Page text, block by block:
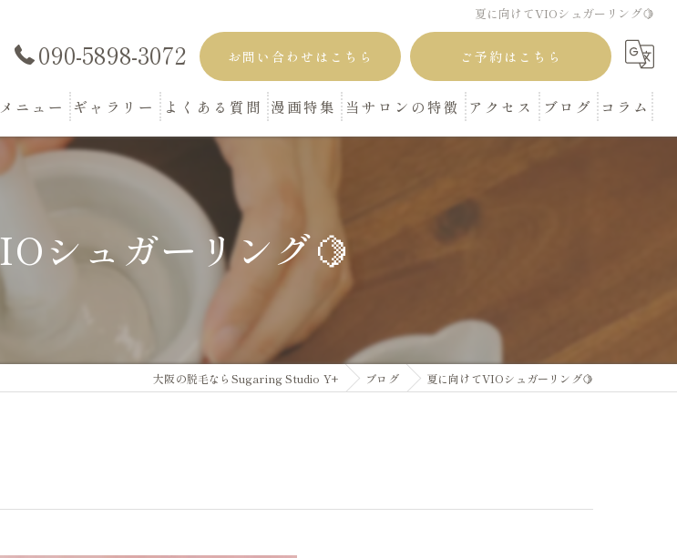
夏に向けてVIOシュガーリング🍋
090-5898-3072 お問い合わせはこちら ご予約はこちら
メニュー ギャラリー よくある質問 漫画特集 当サロンの特徴
シュガーリング
アクセス ブログ コラム
シュガーリング🍋
大阪の脱毛ならSugaring Studio Y+ ブログ 夏に向けてVIOシュガーリング🍋